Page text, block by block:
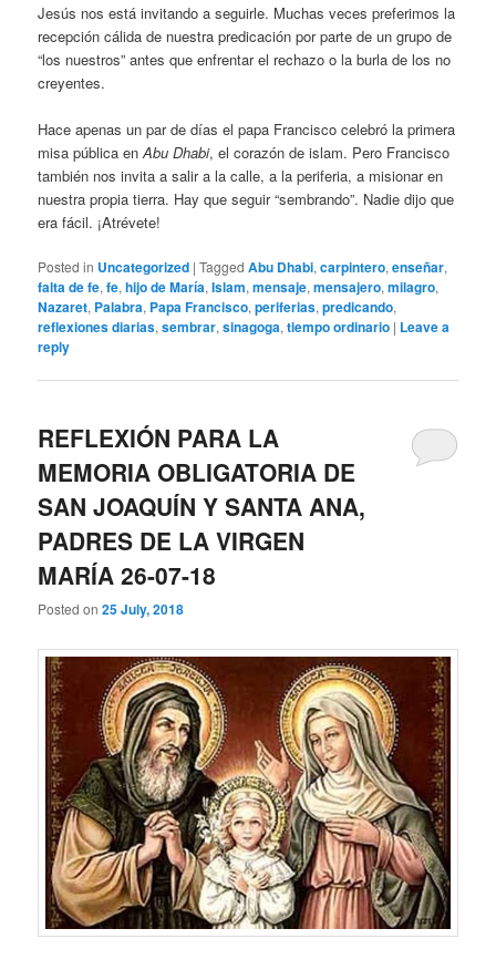
Jesús nos está invitando a seguirle. Muchas veces preferimos la
recepción cálida de nuestra predicación por parte de un grupo de
“los nuestros” antes que enfrentar el rechazo o la burla de los no
creyentes.
Hace apenas un par de días el papa Francisco celebró la primera
misa pública enAbu Dhabi, el corazón de islam. Pero Francisco
también nos invita a salir a la calle, a la periferia, a misionar en
nuestra propia tierra. Hay que seguir “sembrando”. Nadie dijo que
era fácil. ¡Atrévete!
Posted in Uncategorized |Tagged Abu Dhabi,carpintero,enseñar,
falta de fe,fe,hijo de María,Islam,mensaje,mensajero,milagro,
Nazaret, Palabra, Papa Francisco,periferias,predicando,
reflexiones diarias,sembrar,sinagoga,tiempo ordinario | Leave a
reply
REFLEXIÓN PARA LA
MEMORIA OBLIGATORIA DE
SAN JOAQUÍN Y SANTA ANA,
PADRES DE LA VIRGEN
MARÍA 26-07-18
Posted on25 July, 2018